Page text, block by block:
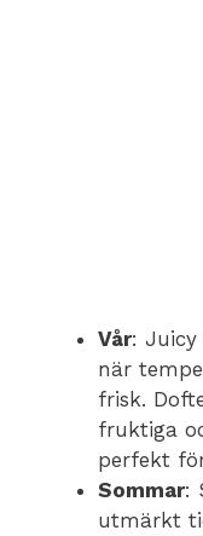
Vår: Juicy
när
frisk.
fruktiga
perfekt
Sommar:
utmärkt